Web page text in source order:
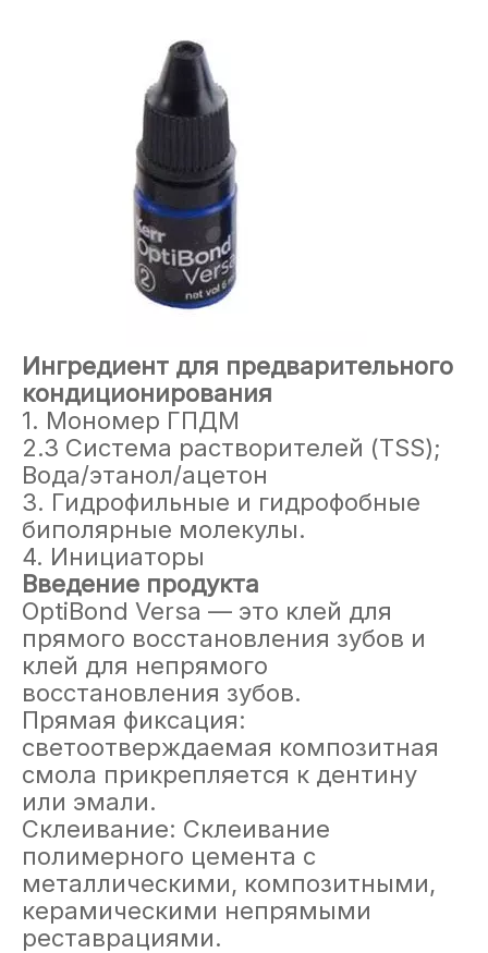
Ингредиент для предварительного
кондиционирования
1. Мономер ГПДМ
2.3 Система растворителей (TSS);
Вода/этанол/ацетон
3. Гидрофильные и гидрофобные
биполярные молекулы.
4. Инициаторы
Введение продукта
OptiBond Versa — это клей для
прямого восстановления зубов и
клей для непрямого
восстановления зубов.
Прямая фиксация:
светоотверждаемая композитная
смола прикрепляется к дентину
или эмали.
Склеивание: Склеивание
полимерного цемента с
металлическими, композитными,
керамическими непрямыми
реставрациями.